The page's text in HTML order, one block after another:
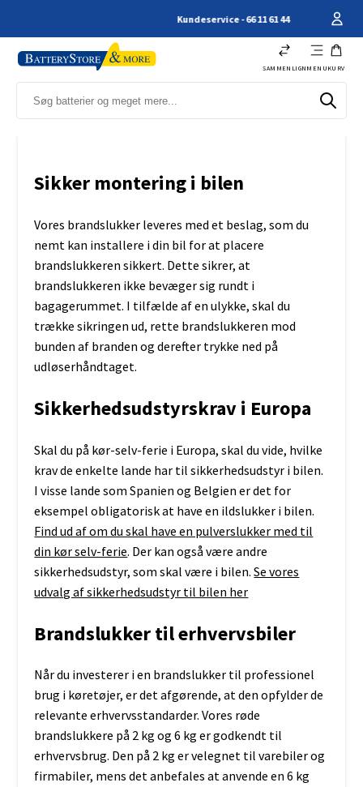
Kundeservice - 66 11 61 44
SAMMENLIGN MENU KURV
Sikker montering i bilen
Vores brandslukker leveres med et beslag, som du
nemt kan installere i din bil for at placere
brandslukkeren sikkert. Dette sikrer, at
brandslukkeren ikke bevæger sig rundt i
bagagerummet. I tilfælde af en ulykke, skal du
trække sikringen ud, rette brandslukkeren mod
bunden af branden og derefter trykke ned på
udløserhåndtaget.
Sikkerhedsudstyrskrav i Europa
Skal du på kør-selv-ferie i Europa, skal du vide, hvilke
krav de enkelte lande har til sikkerhedsudstyr i bilen.
I visse lande som Spanien og Belgien er det for
eksempel obligatorisk at have en ildslukker i bilen.
Find ud af om du skal have en pulverslukker med til
din kør selv-ferie. Der kan også være andre
sikkerhedsudstyr, som skal være i bilen.Se vores
udvalg af sikkerhedsudstyr til bilen her
Brandslukker til erhvervsbiler
Når du investerer i en brandslukker til professionel
brug i køretøjer, er det afgørende, at den opfylder de
relevante erhvervsstandarder. Vores røde
brandslukkere på 2 kg og 6 kg er godkendt til
erhvervsbrug. Den på 2 kg er velegnet til varebiler og
firmabiler, mens det anbefales at anvende en 6 kg